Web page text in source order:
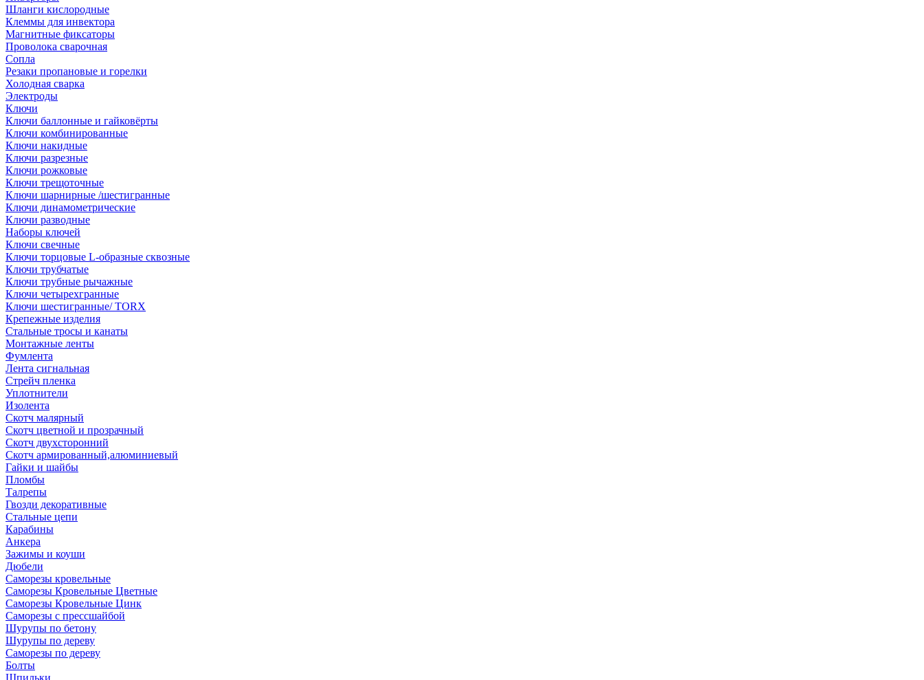
Шланги кислородные
Клеммы для инвектора
Магнитные фиксаторы
Проволока сварочная
Сопла
Резаки пропановые и горелки
Холодная сварка
Электроды
Ключи
Ключи баллонные и гайковёрты
Ключи комбинированные
Ключи накидные
Ключи разрезные
Ключи рожковые
Ключи трещоточные
Ключи шарнирные /шестигранные
Ключи динамометрические
Ключи разводные
Наборы ключей
Ключи свечные
Ключи торцовые L-образные сквозные
Ключи трубчатые
Ключи трубные рычажные
Ключи четырехгранные
Ключи шестигранные/ TORX
Крепежные изделия
Стальные тросы и канаты
Монтажные ленты
Фумлента
Лента сигнальная
Стрейч пленка
Уплотнители
Изолента
Скотч малярный
Скотч цветной и прозрачный
Скотч двухсторонний
Скотч армированный,алюминиевый
Гайки и шайбы
Пломбы
Талрепы
Гвозди декоративные
Стальные цепи
Карабины
Анкера
Зажимы и коуши
Дюбели
Саморезы кровельные
Саморезы Кровельные Цветные
Саморезы Кровельные Цинк
Саморезы с прессшайбой
Шурупы по бетону
Шурупы по дереву
Саморезы по дереву
Болты
Шпильки